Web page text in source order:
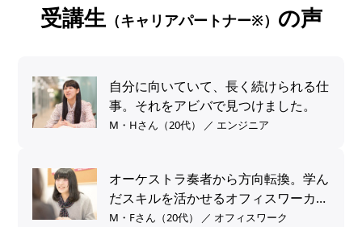
受講生（キャリアパートナー※） の声
自分に向いていて、長く続けられる仕
事。それをアビバで見つけました。
M・Hさん（20代） ／ エンジニア
オーケストラ奏者から方向転換。学ん
だスキルを活かせるオフィスワーカー
へ。
M・Fさん（20代） ／ オフィスワーク